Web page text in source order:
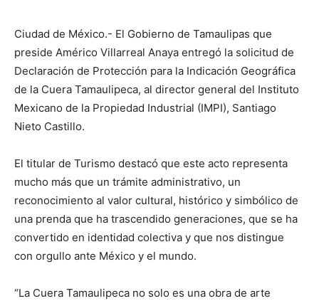
Ciudad de México.- El Gobierno de Tamaulipas que
preside Américo Villarreal Anaya entregó la solicitud de
Declaración de Protección para la Indicación Geográfica
de la Cuera Tamaulipeca, al director general del Instituto
Mexicano de la Propiedad Industrial (IMPI), Santiago
Nieto Castillo.
El titular de Turismo destacó que este acto representa
mucho más que un trámite administrativo, un
reconocimiento al valor cultural, histórico y simbólico de
una prenda que ha trascendido generaciones, que se ha
convertido en identidad colectiva y que nos distingue
con orgullo ante México y el mundo.
“La Cuera Tamaulipeca no solo es una obra de arte